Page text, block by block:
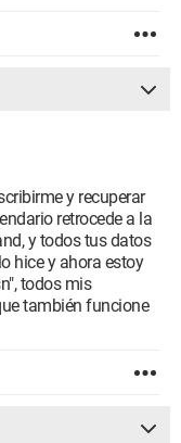
y recuperar
retrocede a la
y todos tus datos
hice y ahora estoy
todos mis
también funcione